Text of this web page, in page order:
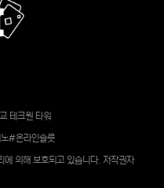
테크원 타워
#온라인슬롯
의해 보호되고 있습니다. 저작권자